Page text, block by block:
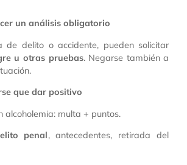
un análisis obligatorio
de delito o accidente, pueden solicitar
u otras pruebas. Negarse también a
que dar positivo
alcoholemia: multa + puntos.
penal, antecedentes, retirada del